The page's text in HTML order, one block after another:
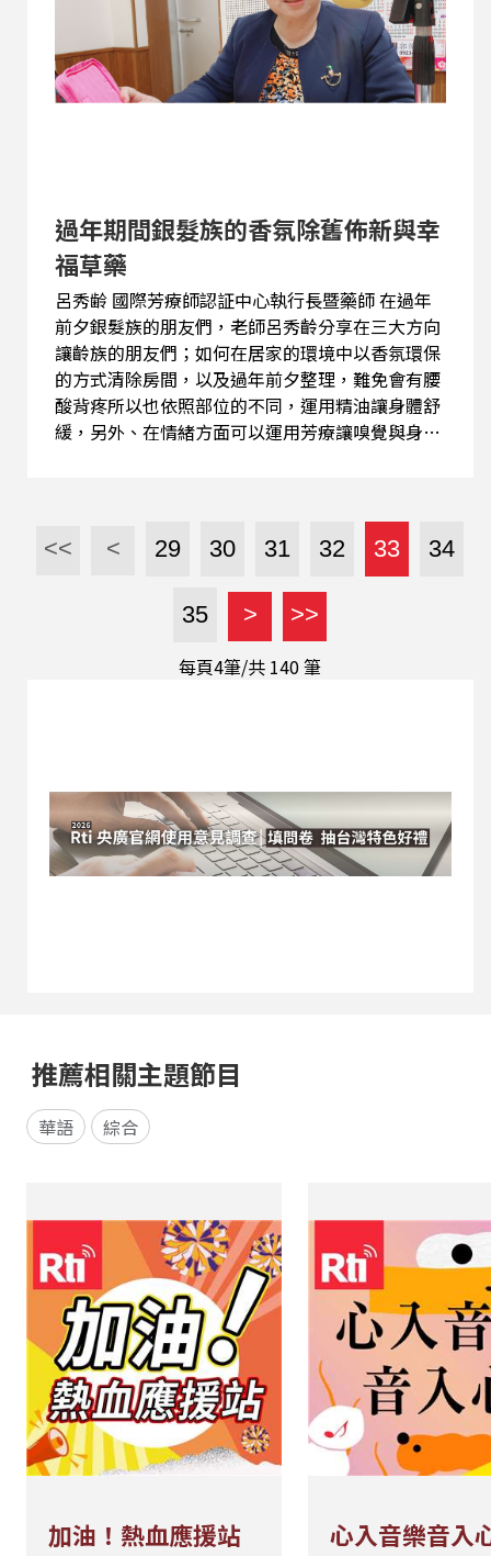
「有點喘又不會太喘的速度」，就可以達到運動效
果、游泳、騎單車都是適合銀髮族的朋友們。吳主
任說：「醫學之父就有提及運動本身就是個藥
物」。
過年期間銀髮族的香氛除舊佈新與幸
福草藥
呂秀齢 國際芳療師認証中心執行長暨藥師 在過年
前夕銀髮族的朋友們，老師呂秀齡分享在三大方向
讓齡族的朋友們；如何在居家的環境中以香氛環保
的方式清除房間，以及過年前夕整理，難免會有腰
酸背疼所以也依照部位的不同，運用精油讓身體舒
緩，另外、在情緒方面可以運用芳療讓嗅覺與身體
面，以檸檬香茅等精油，能夠讓心情平穩。在嗅覺
提升的精油如，檀香、佛手甘、橙花和乳香。這節
目當中呂秀齡老師讓我們認識了，香味心理學以及
香味如何影響心情與環境，歡迎收聽⋯。
<< < 29 30 31 32 33 34
35 > >>
每頁4筆/共 140筆
推薦相關主題節目
華語 綜合
加油！熱血應援站 心入音樂音入